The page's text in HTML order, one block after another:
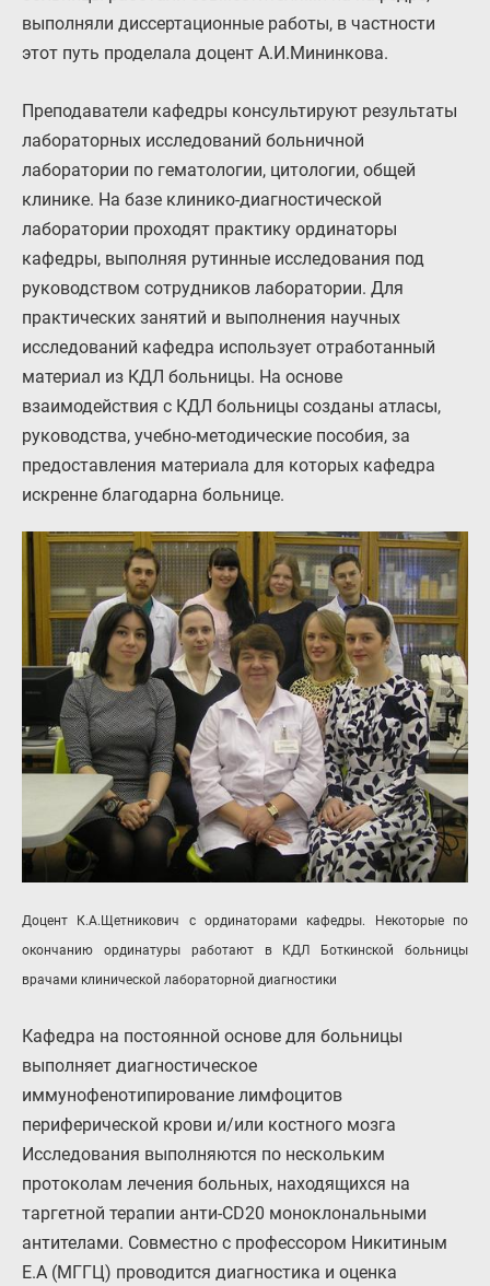
выполняли диссертационные работы, в частности
этот путь проделала доцент А.И.Мининкова.
Преподаватели кафедры консультируют результаты
лабораторных исследований больничной
лаборатории по гематологии, цитологии, общей
клинике. На базе клинико-диагностической
лаборатории проходят практику ординаторы
кафедры, выполняя рутинные исследования под
руководством сотрудников лаборатории. Для
практических занятий и выполнения научных
исследований кафедра использует отработанный
материал из КДЛ больницы. На основе
взаимодействия с КДЛ больницы созданы атласы,
руководства, учебно-методические пособия, за
предоставления материала для которых кафедра
искренне благодарна больнице.
Доцент К.А.Щетникович с ординаторами кафедры. Некоторые по
окончанию ординатуры работают в КДЛ Боткинской больницы
врачами клинической лабораторной диагностики
Кафедра на постоянной основе для больницы
выполняет диагностическое
иммунофенотипирование лимфоцитов
периферической крови и/или костного мозга
Исследования выполняются по нескольким
протоколам лечения больных, находящихся на
таргетной терапии анти-CD20 моноклональными
антителами. Совместно с профессором Никитиным
Е.А (МГГЦ) проводится диагностика и оценка